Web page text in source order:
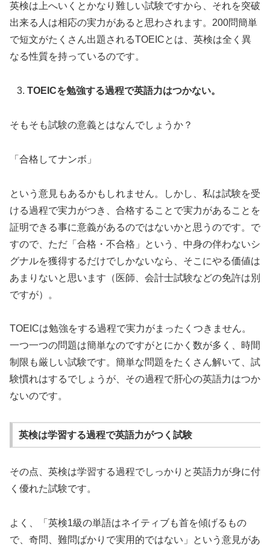
英検は上へいくとかなり難しい試験ですから、それを突破
出来る人は相応の実力があると思わされます。200問簡単
で短文がたくさん出題されるTOEICとは、英検は全く異
なる性質を持っているのです。
TOEICを勉強する過程で英語力はつかない。
そもそも試験の意義とはなんでしょうか？
「合格してナンボ」
という意見もあるかもしれません。しかし、私は試験を受
ける過程で実力がつき、合格することで実力があることを
証明できる事に意義があるのではないかと思うのです。で
すので、ただ「合格・不合格」という、中身の伴わないシ
グナルを獲得するだけでしかないなら、そこにやる価値は
あまりないと思います（医師、会計士試験などの免許は別
ですが）。
TOEICは勉強をする過程で実力がまったくつきません。
一つ一つの問題は簡単なのですがとにかく数が多く、時間
制限も厳しい試験です。簡単な問題をたくさん解いて、試
験慣れはするでしょうが、その過程で肝心の英語力はつか
ないのです。
英検は学習する過程で英語力がつく試験
その点、英検は学習する過程でしっかりと英語力が身に付
く優れた試験です。
よく、「英検1級の単語はネイティブも首を傾げるもの
で、奇問、難問ばかりで実用的ではない」という意見があ